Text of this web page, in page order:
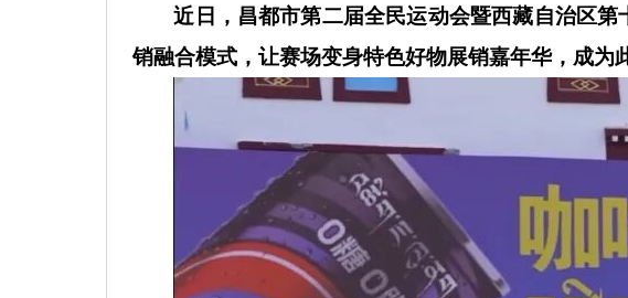
近日，昌都市第二届全民运动会暨西藏自治区
销融合模式，让赛场变身特色好物展销嘉年华，成为